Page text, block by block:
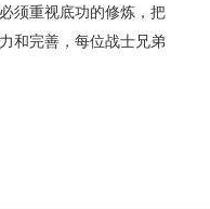
须重视底功的修炼，把
和完善，每位战士兄弟